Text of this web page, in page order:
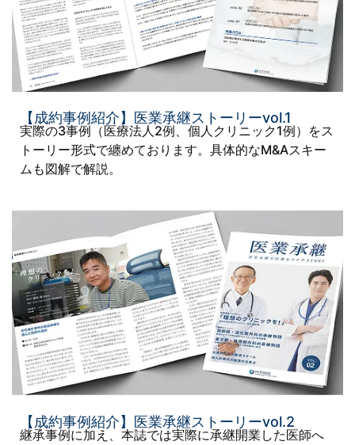
【成約事例紹介】医業承継ストーリーvol.1
実際の3事例（医療法人2例、個人クリニック1例）をス
トーリー形式で纏めております。具体的なM&Aスキー
ムも図解で解説。
【成約事例紹介】医業承継ストーリーvol.2
継承事例に加え、本誌では実際に承継開業した医師へ